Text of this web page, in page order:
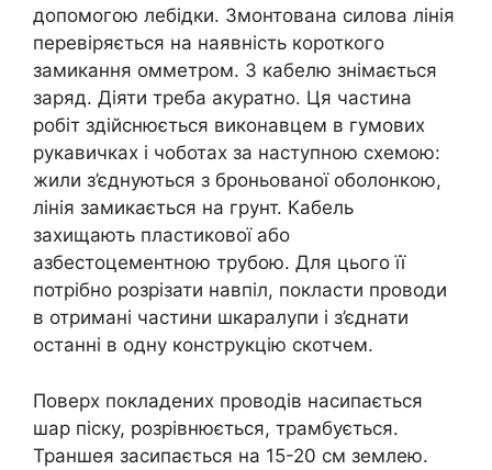
допомогою лебідки. Змонтована силова лінія
перевіряється на наявність короткого
замикання омметром. З кабелю знімається
заряд. Діяти треба акуратно. Ця частина
робіт здійснюється виконавцем в гумових
рукавичках і чоботах за наступною схемою:
жили з’єднуються з броньованої оболонкою,
лінія замикається на грунт. Кабель
захищають пластикової або
азбестоцементною трубою. Для цього її
потрібно розрізати навпіл, покласти проводи
в отримані частини шкаралупи і з’єднати
останні в одну конструкцію скотчем.
Поверх покладених проводів насипається
шар піску, розрівнюється, трамбується.
Траншея засипається на 15-20 см землею.